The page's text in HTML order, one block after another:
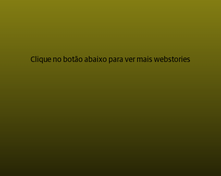
Clique no botão abaixo para ver mais webstories